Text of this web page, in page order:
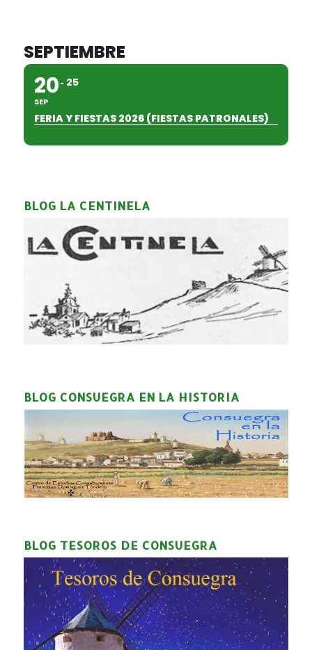
SEPTIEMBRE
20
SEP
25
FERIA Y FIESTAS 2026 (FIESTAS PATRONALES)
BLOG LA CENTINELA
BLOG CONSUEGRA EN LA HISTORIA
BLOG TESOROS DE CONSUEGRA